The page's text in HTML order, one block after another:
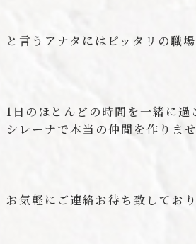
と言うアナタにはピッタリの職
1日のほとんどの時間を一緒に過
シレーナで本当の仲間を作りま
お気軽にご連絡お待ち致してお